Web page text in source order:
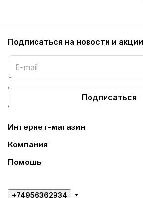
Подписаться на новости и акции
Подписаться
Интернет-магазин
Компания
Помощь
+74956362934